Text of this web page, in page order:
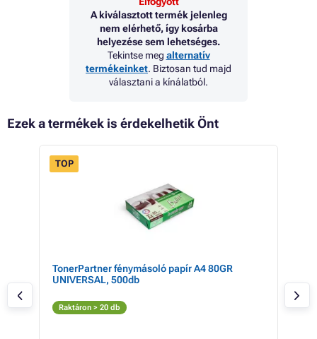
A kiválasztott termék jelenleg
nem elérhető, így kosárba
helyezése sem lehetséges.
Tekintse meg alternatív
termékeinket. Biztosan tud majd
választani a kínálatból.
Ezek a termékek is érdekelhetik Önt
TOP
TonerPartner fénymásoló papír A4 80GR
UNIVERSAL, 500db
Raktáron > 20 db